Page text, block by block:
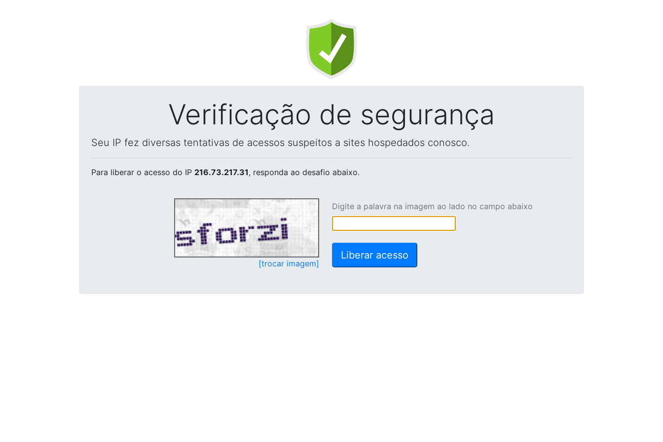
Verificação de segurança
Seu IP fez diversas tentativas de acessos suspeitos a sites hospedados conosco.
Para liberar o acesso do IP 216.73.217.31, responda ao desafio abaixo.
[trocar imagem]
Digite a palavra na imagem ao lado no campo abaixo